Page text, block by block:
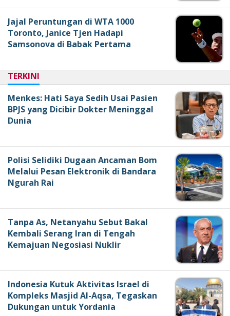
Jajal Peruntungan di WTA 1000
Toronto, Janice Tjen Hadapi
Samsonova di Babak Pertama
TERKINI
Menkes: Hati Saya Sedih Usai Pasien
BPJS yang Dicibir Dokter Meninggal
Dunia
Polisi Selidiki Dugaan Ancaman Bom
Melalui Pesan Elektronik di Bandara
Ngurah Rai
Tanpa As, Netanyahu Sebut Bakal
Kembali Serang Iran di Tengah
Kemajuan Negosiasi Nuklir
Indonesia Kutuk Aktivitas Israel di
Kompleks Masjid Al-Aqsa, Tegaskan
Dukungan untuk Yordania